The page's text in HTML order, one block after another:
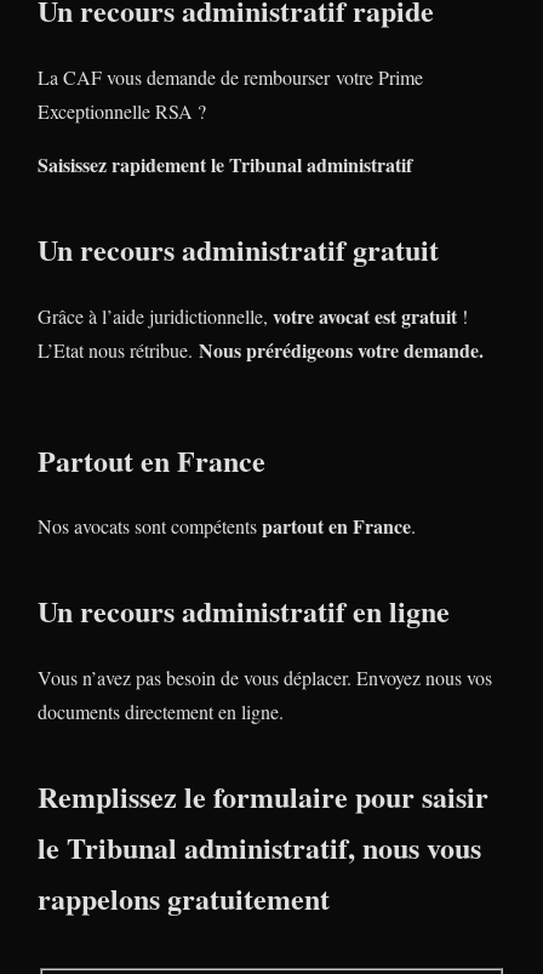
Un recours administratif rapide
La CAF vous demande de rembourser votre Prime
Exceptionnelle RSA ?
Saisissez rapidement le Tribunal administratif
Un recours administratif gratuit
Grâce à l’aide juridictionnelle, votre avocat est gratuit !
L’Etat nous rétribue. Nous prérédigeons votre demande.
Partout en France
Nos avocats sont compétentspartout en France.
Un recours administratif en ligne
Vous n’avez pas besoin de vous déplacer. Envoyez nous vos
documents directement en ligne.
Remplissez le formulaire pour saisir
le Tribunal administratif, nous vous
rappelons gratuitement